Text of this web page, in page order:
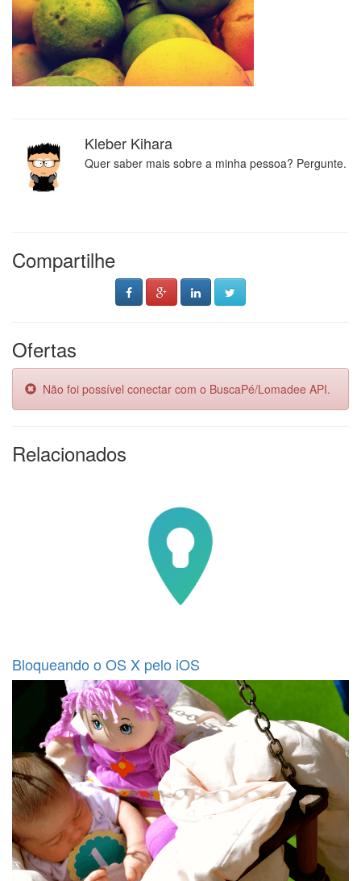
Kleber Kihara
Quer saber mais sobre a minha pessoa? Pergunte.
Compartilhe
Ofertas
Não foi possível conectar com o BuscaPé/Lomadee API.
Relacionados
Bloqueando o OS X pelo iOS